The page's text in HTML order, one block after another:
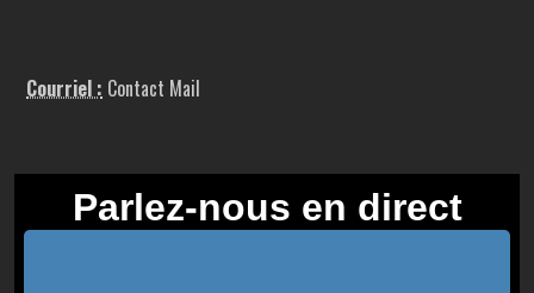
Courriel : Contact Mail